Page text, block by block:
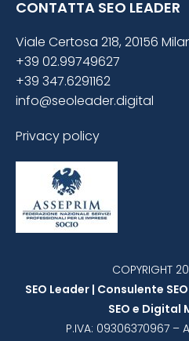
CONTATTA SEO LEADER
Viale Certosa 218, 20156
+39 02.99749627
+39 347.6291162
info@seoleader.digital
Privacy policy
COPYRIGHT
SEO Leader | Consulente
SEO e Digital
P.IVA: 09306370967 –